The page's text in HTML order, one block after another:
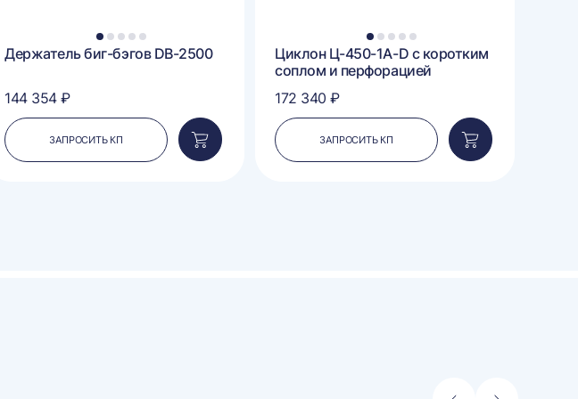
1 2 3 4 5
Держатель биг-бэгов DB-2500
144 354 ₽
ЗАПРОСИТЬ КП
Добавить
в
1 2 3 4 5
Циклон Ц-450-1A-D с коротким
соплом и перфорацией
172 340 ₽
ЗАПРОСИТЬ КП
Добавить
в